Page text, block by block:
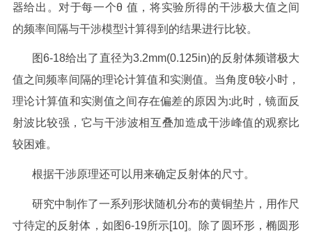
器给出。对于每一个θ 值，将实验所得的干涉极大值之间
的频率间隔与干涉模型计算得到的结果进行比较。
图6-18给出了直径为3.2mm(0.125in)的反射体频谱极大
值之间频率间隔的理论计算值和实测值。当角度θ较小时，
理论计算值和实测值之间存在偏差的原因为:此时，镜面反
射波比较强，它与干涉波相互叠加造成干涉峰值的观察比
较困难。
根据干涉原理还可以用来确定反射体的尺寸。
研究中制作了一系列形状随机分布的黄铜垫片，用作尺
寸待定的反射体，如图6-19所示[10]。除了圆环形，椭圆形